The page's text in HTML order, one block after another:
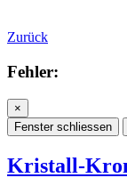
Zurück
Fehler:
×
Fenster schliessen
Kristall-